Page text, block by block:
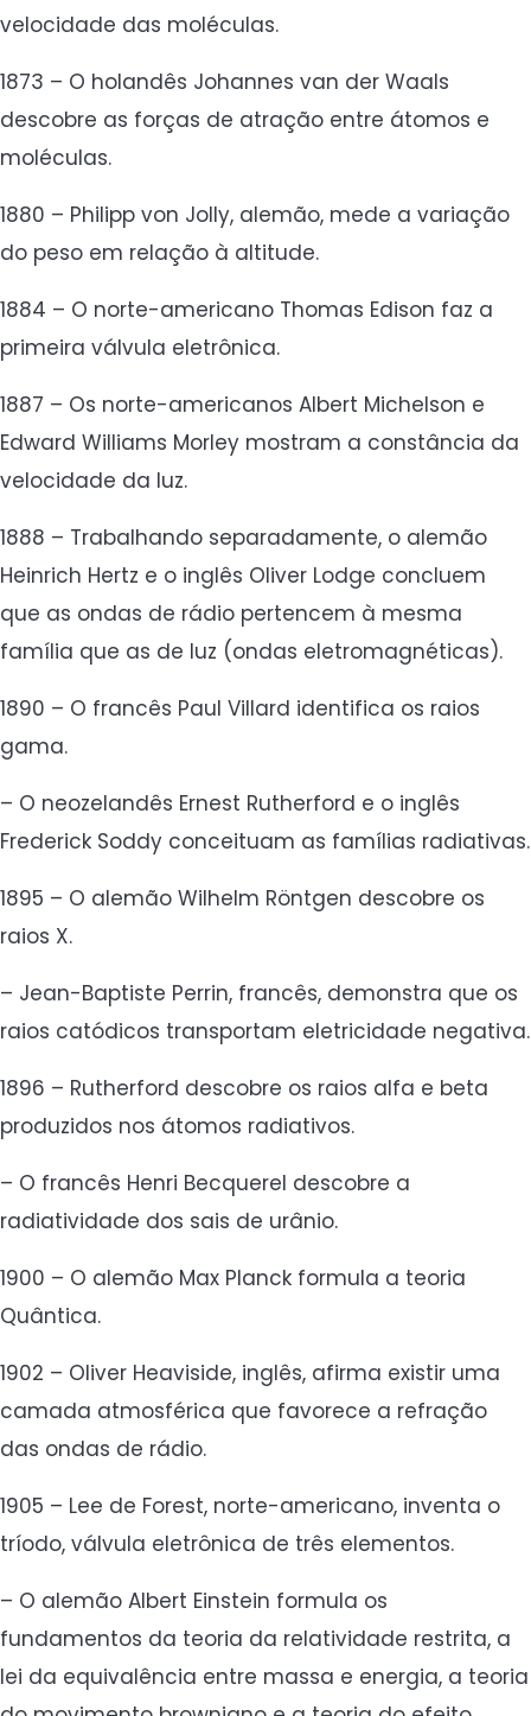
velocidade das moléculas.
1873 – O holandês Johannes van der Waals
descobre as forças de atração entre átomos e
moléculas.
1880 – Philipp von Jolly, alemão, mede a variação
do peso em relação à altitude.
1884 – O norte-americano Thomas Edison faz a
primeira válvula eletrônica.
1887 – Os norte-americanos Albert Michelson e
Edward Williams Morley mostram a constância da
velocidade da luz.
1888 – Trabalhando separadamente, o alemão
Heinrich Hertz e o inglês Oliver Lodge concluem
que as ondas de rádio pertencem à mesma
família que as de luz (ondas eletromagnéticas).
1890 – O francês Paul Villard identifica os raios
gama.
– O neozelandês Ernest Rutherford e o inglês
Frederick Soddy conceituam as famílias radiativas.
1895 – O alemão Wilhelm Röntgen descobre os
raios X.
– Jean-Baptiste Perrin, francês, demonstra que os
raios catódicos transportam eletricidade negativa.
1896 – Rutherford descobre os raios alfa e beta
produzidos nos átomos radiativos.
– O francês Henri Becquerel descobre a
radiatividade dos sais de urânio.
1900 – O alemão Max Planck formula a teoria
Quântica.
1902 – Oliver Heaviside, inglês, afirma existir uma
camada atmosférica que favorece a refração
das ondas de rádio.
1905 – Lee de Forest, norte-americano, inventa o
tríodo, válvula eletrônica de três elementos.
– O alemão Albert Einstein formula os
fundamentos da teoria da relatividade restrita, a
lei da equivalência entre massa e energia, a teoria